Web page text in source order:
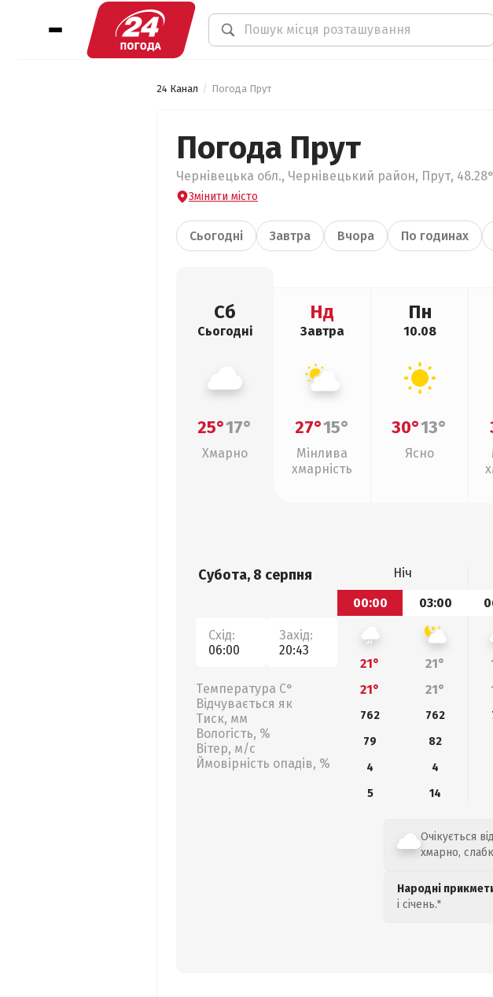
24 Канал Погода Прут
Погода Прут
Чернівецька обл., Чернівецький район, Прут,
Змінити місто
Сьогодні Завтра Вчора По годинах
Сб
Сьогодні
25°17°
Хмарно
Нд
Завтра
27°15°
Мінлива
хмарність
Пн
10.08
30°13°
Ясно
Субота, 8 серпня
Схід:
06:00
Захід:
20:43
Температура С°
Відчувається як
Тиск, мм
Вологість, %
Вітер, м/с
Ймовірність опадів, %
Ніч
00:00
03:00
21° 21°
21°
21°
762 762
79
82
4
4
5
14
Очікується
хмарно,
Народні
і січень."